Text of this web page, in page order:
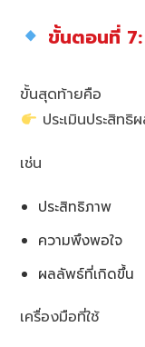
ขั้นตอนที่ 7:
ขั้นสุดท้ายคือ
ประเมินประสิท
เช่น
ประสิทธิภาพ
ความพึงพอใจ
ผลลัพธ์ที่เกิดขึ้น
เครื่องมือที่ใช้